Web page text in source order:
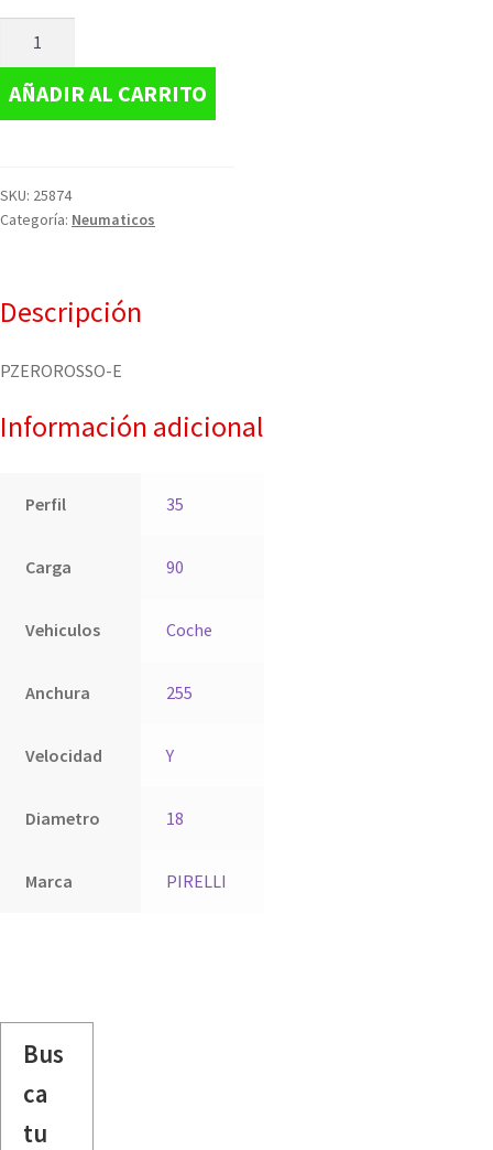
AÑADIR AL CARRITO
SKU: 25874
Categoría: Neumaticos
Descripción
PZEROROSSO-E
Información adicional
Perfil 35
Carga 90
Vehiculos Coche
Anchura 255
Velocidad Y
Diametro 18
Marca PIRELLI
Bus
ca
tu